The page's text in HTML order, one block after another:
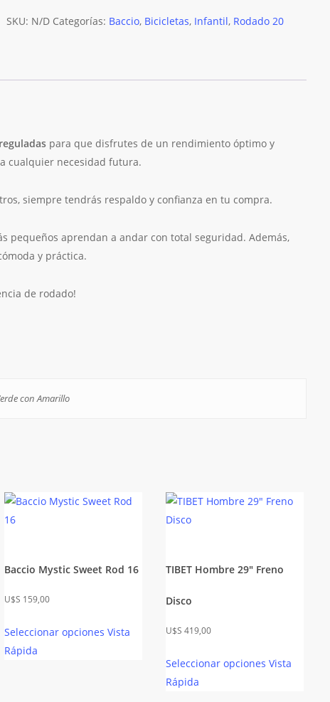
20
SKU: N/D Categorías: Baccio, Bicicletas, Infantil, Rodado 20
para que disfrutes de un rendimiento óptimo y
cualquier necesidad futura.
siempre tendrás respaldo y confianza en tu compra.
pequeños aprendan a andar con total seguridad. Además,
y práctica.
de rodado!
con Amarillo
Baccio Mystic Sweet Rod 16
$ 159,00
Seleccionar opciones Vista
Rápida
TIBET Hombre 29″ Freno
Disco
$ 419,00
Seleccionar opciones Vista
Rápida